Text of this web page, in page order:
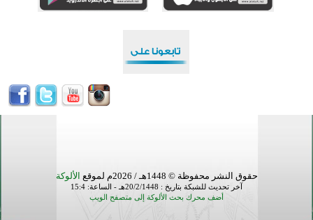
القرآن والتربية في صدارة البرامج الصيفية للمسلمين في بينزا وساراتوف وموردوفيا هذا العام
تيسليتش تختتم برنامجا تعليميا لتعزيز القيم وبناء الشخصية للشباب المسلمين
اختتام منافسات قرآنية متميزة في بنغلاديش بمشاركة 3000 متسابق
حقوق النشر محفوظة © 1448هـ / 2026م لموقع الألوكة
آخر تحديث للشبكة بتاريخ : 20/2/1448هـ - الساعة: 15:4
أضف محرك بحث الألوكة إلى متصفح الويب